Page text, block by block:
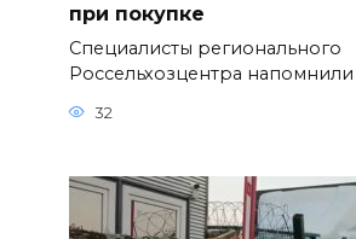
при покупке
Специалисты регионального
Россельхозцентра напомнили
32